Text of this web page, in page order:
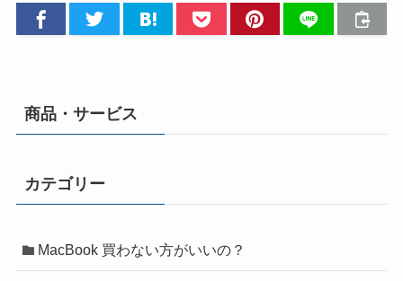
商品・サービス
カテゴリー
MacBook 買わない方がいいの？